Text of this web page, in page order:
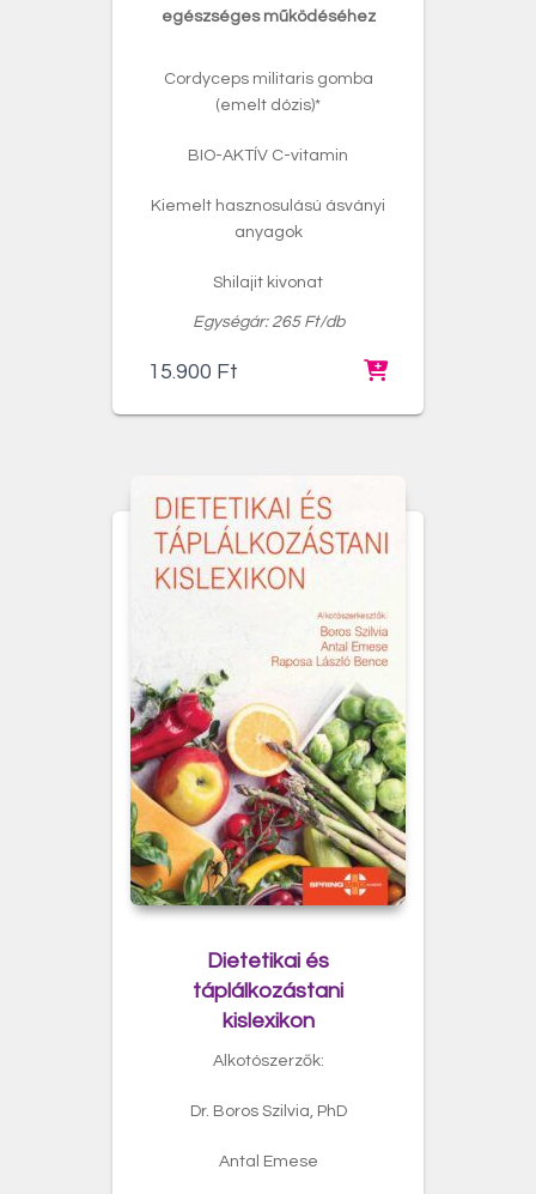
egészséges működéséhez
Cordyceps militaris gomba
(emelt dózis)*
BIO-AKTÍV C-vitamin
Kiemelt hasznosulású ásványi
anyagok
Shilajit kivonat
Egységár: 265 Ft/db
15.900 Ft
Dietetikai és
táplálkozástani
kislexikon
Alkotószerzők:
Dr. Boros Szilvia, PhD
Antal Emese